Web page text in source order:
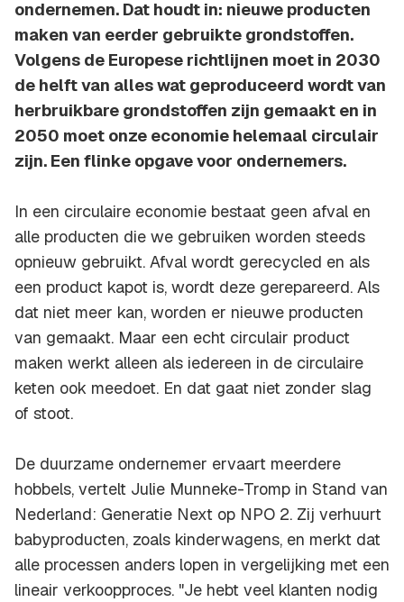
ondernemen. Dat houdt in: nieuwe producten
maken van eerder gebruikte grondstoffen.
Volgens de Europese richtlijnen moet in 2030
de helft van alles wat geproduceerd wordt van
herbruikbare grondstoffen zijn gemaakt en in
2050 moet onze economie helemaal circulair
zijn. Een flinke opgave voor ondernemers.
In een circulaire economie bestaat geen afval en
alle producten die we gebruiken worden steeds
opnieuw gebruikt. Afval wordt gerecycled en als
een product kapot is, wordt deze gerepareerd. Als
dat niet meer kan, worden er nieuwe producten
van gemaakt. Maar een echt circulair product
maken werkt alleen als iedereen in de circulaire
keten ook meedoet. En dat gaat niet zonder slag
of stoot.
De duurzame ondernemer ervaart meerdere
hobbels, vertelt Julie Munneke-Tromp in Stand van
Nederland: Generatie Next op NPO 2. Zij verhuurt
babyproducten, zoals kinderwagens, en merkt dat
alle processen anders lopen in vergelijking met een
lineair verkoopproces. "Je hebt veel klanten nodig